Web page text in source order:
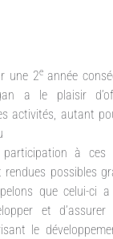
une 2eannée
a le plaisir
activités, autant
à ces
possibles
que celui-ci
et
le